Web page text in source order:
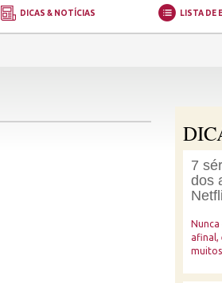
DICAS & NOTÍCIAS LISTA DE
7
dos
Nunca
afinal,